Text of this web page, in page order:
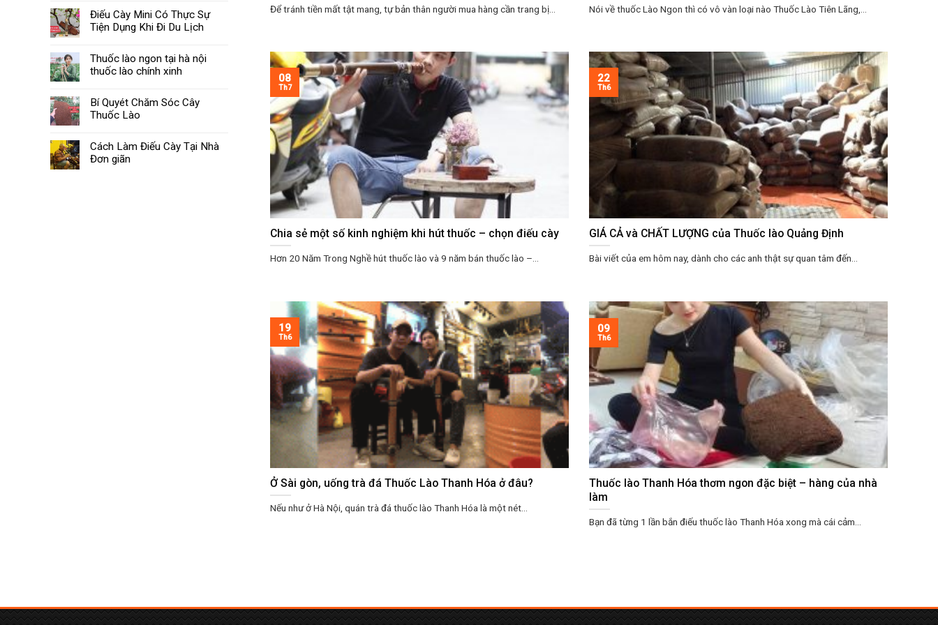
Điếu Cày Mini Có Thực Sự
Tiện Dụng Khi Đi Du Lịch
Thuốc lào ngon tại hà nội
thuốc lào chính xinh
Bí Quyét Chăm Sóc Cây
Thuốc Lào
Cách Làm Điếu Cày Tại Nhà
Đơn giãn
Để tránh tiền mất tật mang, tự bản thân người mua hàng cần trang bị... Nói về thuốc Lào Ngon thì có vô vàn loại nào Thuốc Lào Tiên Lãng,...
Chia sẻ một số kinh nghiệm khi hút thuốc – chọn điếu cày
Hơn 20 Năm Trong Nghề hút thuốc lào và 9 năm bán thuốc lào –...
08
Th7
GIÁ CẢ và CHẤT LƯỢNG của Thuốc lào Quảng Định
Bài viết của em hôm nay, dành cho các anh thật sự quan tâm đến...
22
Th6
Ở Sài gòn, uống trà đá Thuốc Lào Thanh Hóa ở đâu?
Nếu như ở Hà Nội, quán trà đá thuốc lào Thanh Hóa là một nét...
19
Th6
Thuốc lào Thanh Hóa thơm ngon đặc biệt – hàng của nhà
làm
Bạn đã từng 1 lần bắn điếu thuốc lào Thanh Hóa xong mà cái cảm...
09
Th6